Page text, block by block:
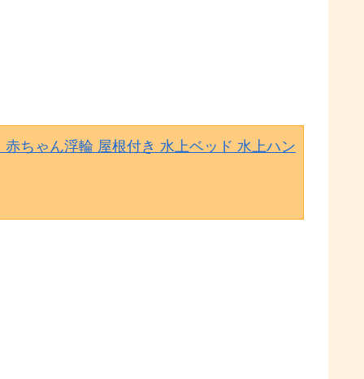
ちゃん浮輪 屋根付き 水上ベッド 水上ハン